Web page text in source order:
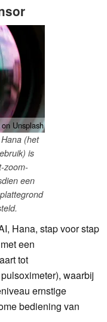
Unsplash
(het
is
zoom-
een
Hana, stap voor stap
een
tot
waarbij
ernstige
bediening van